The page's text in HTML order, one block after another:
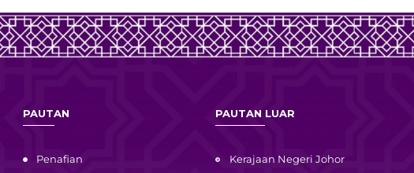
PAUTAN
Penafian
PAUTAN LUAR
Kerajaan Negeri Johor